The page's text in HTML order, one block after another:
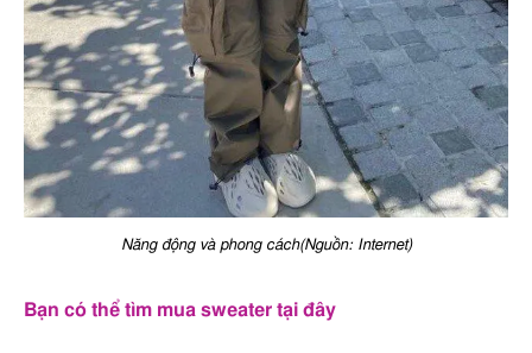
Năng động và phong cách(Nguồn: Internet)
Bạn có thể tìm mua sweater tại đây